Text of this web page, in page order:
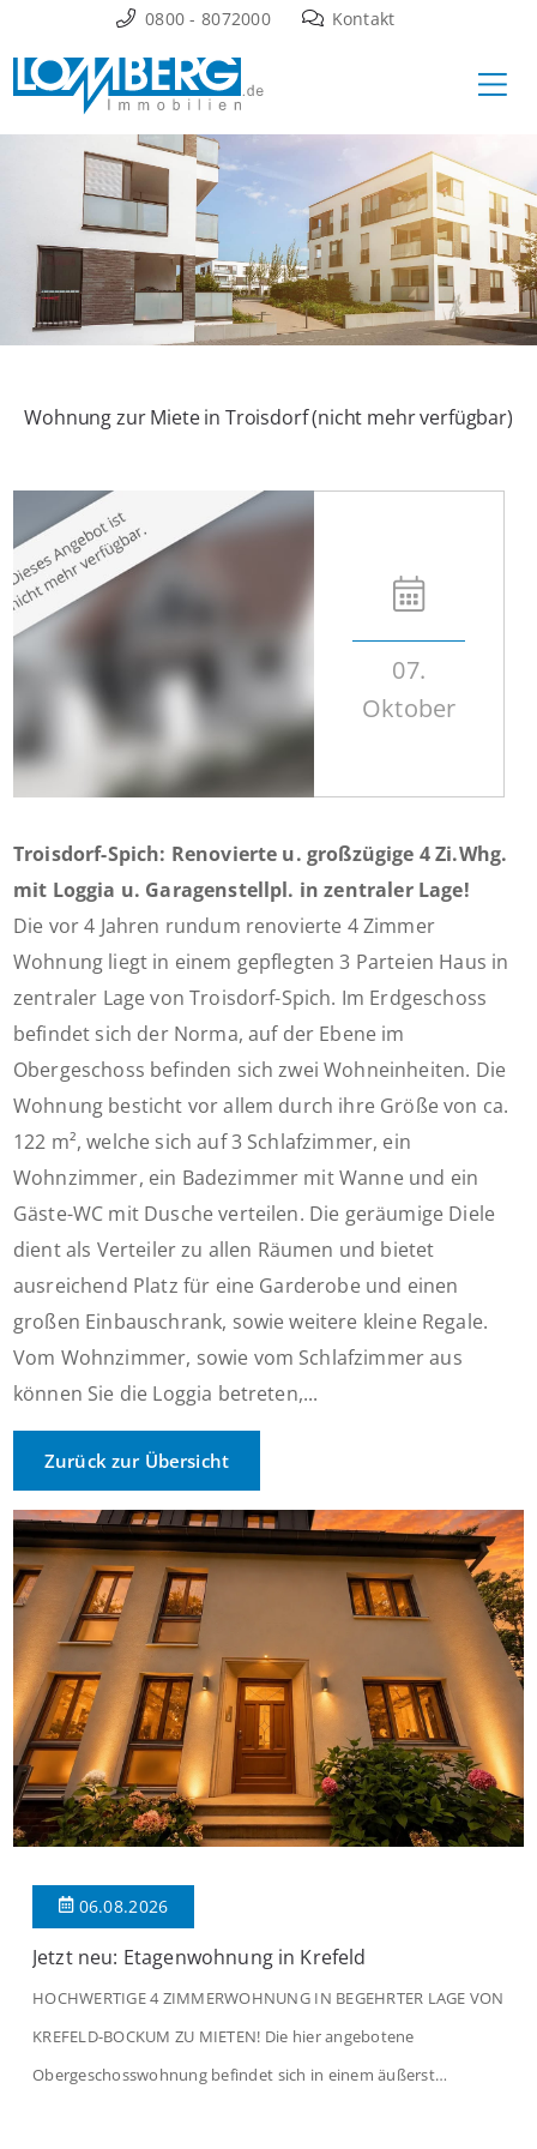
Inhalt
springen
0800 - 8072000 Kontakt
Wohnung zur Miete in Troisdorf (nicht mehr verfügbar)
07.
Oktober
Troisdorf-Spich: Renovierte u. großzügige 4 Zi.Whg.
mit Loggia u. Garagenstellpl. in zentraler Lage!
Die vor 4 Jahren rundum renovierte 4 Zimmer
Wohnung liegt in einem gepflegten 3 Parteien Haus in
zentraler Lage von Troisdorf-Spich. Im Erdgeschoss
befindet sich der Norma, auf der Ebene im
Obergeschoss befinden sich zwei Wohneinheiten. Die
Wohnung besticht vor allem durch ihre Größe von ca.
122 m², welche sich auf 3 Schlafzimmer, ein
Wohnzimmer, ein Badezimmer mit Wanne und ein
Gäste-WC mit Dusche verteilen. Die geräumige Diele
dient als Verteiler zu allen Räumen und bietet
ausreichend Platz für eine Garderobe und einen
großen Einbauschrank, sowie weitere kleine Regale.
Vom Wohnzimmer, sowie vom Schlafzimmer aus
können Sie die Loggia betreten,...
Zurück zur Übersicht
06.08.2026
Jetzt neu: Etagenwohnung in Krefeld
HOCHWERTIGE 4 ZIMMERWOHNUNG IN BEGEHRTER LAGE VON
KREFELD-BOCKUM ZU MIETEN! Die hier angebotene
Obergeschosswohnung befindet sich in einem äußerst